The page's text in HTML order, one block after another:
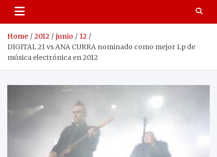
Home 2012 junio
12
DIGITAL 21 vs ANA CURRA nominado como mejor Lp de
música electrónica en 2012